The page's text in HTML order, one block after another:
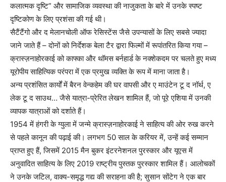
कलात्मक दृष्टि” और सामाजिक व्यवस्था की नाजुकता के बारे में उनके स्पष्ट
दृष्टिकोण के लिए प्रशंसा की गई थी।
सैटैंटैंगो और द मेलानचोली ऑफ रेसिस्टेंस जैसे उपन्यासों के लिए सबसे ज्यादा
जाने जाते हैं – दोनों को निर्देशक बेला टैर द्वारा फिल्मों में रूपांतरित किया गया –
क्रास्ज़नाहोरकाई को काफ्का और थॉमस बर्नहार्ड के नक्शेकदम पर चलते हुए मध्य
यूरोपीय साहित्यिक परंपरा में एक प्रमुख व्यक्ति के रूप में माना जाता है।
अन्य प्रशंसित कार्यों में बैरन वेन्कहेम की घर वापसी और ए माउंटेन टू द नॉर्थ, ए
लेक टू द साउथ… जैसे यात्रा-प्रेरित लेखन शामिल हैं, जो पूरे एशिया में उनकी
व्यापक यात्राओं को दर्शाते हैं।
1954 में हंगरी के ग्युला में जन्मे क्रास्ज़नाहोरकाई ने साहित्य की ओर रुख करने
से पहले कानून की पढ़ाई की। लगभग 50 साल के करियर में, उन्हें कई सम्मान
प्राप्त हुए हैं, जिसमें 2015 मैन बुकर इंटरनेशनल पुरस्कार और यूएस में
अनुवादित साहित्य के लिए 2019 राष्ट्रीय पुस्तक पुरस्कार शामिल हैं। आलोचकों
ने उनके जटिल, वाक्य-समृद्ध गद्य की सराहना की है; सुसान सोंटेग ने एक बार